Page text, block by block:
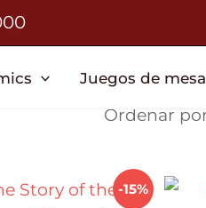
Juegos de mesa
-15%